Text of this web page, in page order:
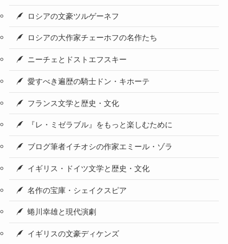
ロシアの文豪ツルゲーネフ
ロシアの大作家チェーホフの名作たち
ニーチェとドストエフスキー
愛すべき遍歴の騎士ドン・キホーテ
フランス文学と歴史・文化
『レ・ミゼラブル』をもっと楽しむために
ブログ筆者イチオシの作家エミール・ゾラ
イギリス・ドイツ文学と歴史・文化
名作の宝庫・シェイクスピア
蜷川幸雄と現代演劇
イギリスの文豪ディケンズ